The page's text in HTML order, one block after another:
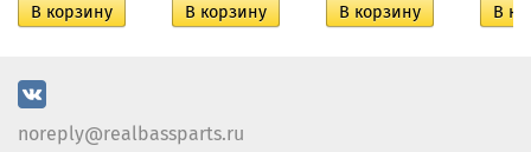
noreply@realbassparts.ru